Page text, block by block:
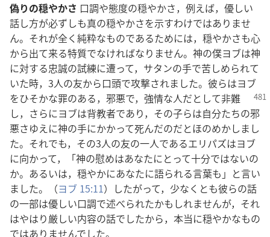
偽りの穏やかさ 口調や態度の穏やかさ，例えば，優しい
話し方が必ずしも真の穏やかさを示すわけではありませ
ん。それが全く純粋なものであるためには，穏やかさも心
から出て来る特質でなければなりません。神の僕ヨブは神
に対する忠誠の試練に遭って，サタンの手で苦しめられて
いた時，3人の友から口頭で攻撃されました。彼らはヨブ
をひそかな罪のある，邪悪で，強情な人だとして非難
し，さらにヨブは背教者であり，その子らは自分たちの邪
悪さゆえに神の手にかかって死んだのだとほのめかしまし
た。それでも，その3人の友の一人であるエリパズはヨブ
に向かって，「神の慰めはあなたにとって十分ではないの
か。あるいは，穏やかにあなたに語られる言葉も」と言い
ました。（ヨブ 15:11）したがって，少なくとも彼らの話
の一部は優しい口調で述べられたかもしれませんが，それ
はやはり厳しい内容の話でしたから，本当に穏やかなもの
ではありませんでした。